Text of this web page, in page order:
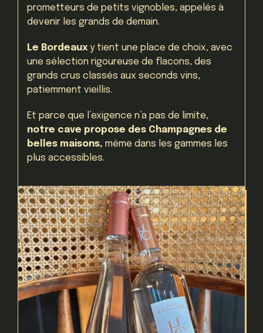
prometteurs de petits vignobles, appelés à
devenir les grands de demain.
Le Bordeaux y tient une place de choix, avec
une sélection rigoureuse de flacons, des
grands crus classés aux seconds vins,
patiemment vieillis.
Et parce que l’exigence n’a pas de limite,
notre cave propose des Champagnes de
belles maisons, même dans les gammes les
plus accessibles.